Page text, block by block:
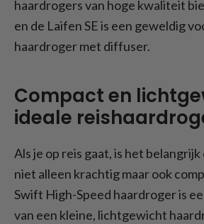
haardrogers van hoge kwaliteit
en de Laifen SE is een geweldig
haardroger met diffuser.
Compact en
ideale
Als je op reis gaat, is het
niet alleen krachtig maar ook
Swift High-Speed haardroger is
van een kleine, lichtgewicht